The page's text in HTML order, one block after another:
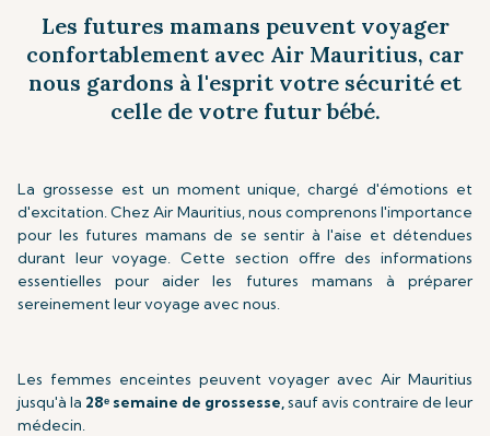
Les futures mamans peuvent voyager
confortablement avec Air Mauritius, car
nous gardons à l'esprit votre sécurité et
celle de votre futur bébé.
La grossesse est un moment unique, chargé d'émotions et
d'excitation. Chez Air Mauritius, nous comprenons l'importance
pour les futures mamans de se sentir à l'aise et détendues
durant leur voyage. Cette section offre des informations
essentielles pour aider les futures mamans à préparer
sereinement leur voyage avec nous.
Les femmes enceintes peuvent voyager avec Air Mauritius
jusqu'à la 28ᵉ semaine de grossesse,sauf avis contraire de leur
médecin.